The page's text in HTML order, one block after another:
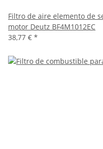
Filtro de aire elemento de
motor Deutz BF4M1012EC
38,77 € *